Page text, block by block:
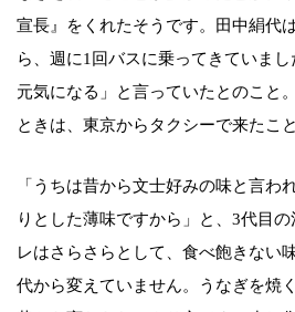
宣長』をくれたそうです。田中絹代
ら、週に1回バスに乗ってきていま
元気になる」と言っていたとのこと
ときは、東京からタクシーで来たこ
「うちは昔から文士好みの味と言わ
りとした薄味ですから」と、3代目
レはさらさらとして、食べ飽きない
代から変えていません。うなぎを焼